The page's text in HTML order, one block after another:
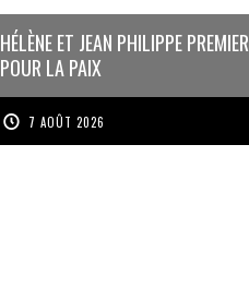
HÉLÈNE ET JEAN PHILIPPE
POUR LA PAIX
7 AOÛT 2026